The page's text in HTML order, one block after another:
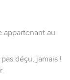
; j’avais un pied
ses fidèles.
mais au matin